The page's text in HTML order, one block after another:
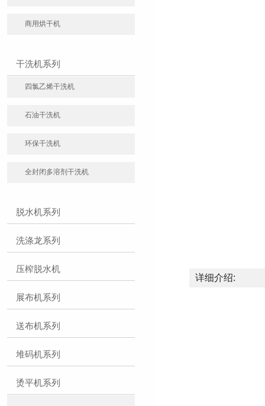
商用烘干机
干洗机系列
四氯乙烯干洗机
石油干洗机
环保干洗机
全封闭多溶剂干洗机
脱水机系列
洗涤龙系列
压榨脱水机
展布机系列
送布机系列
堆码机系列
烫平机系列
详细介绍: